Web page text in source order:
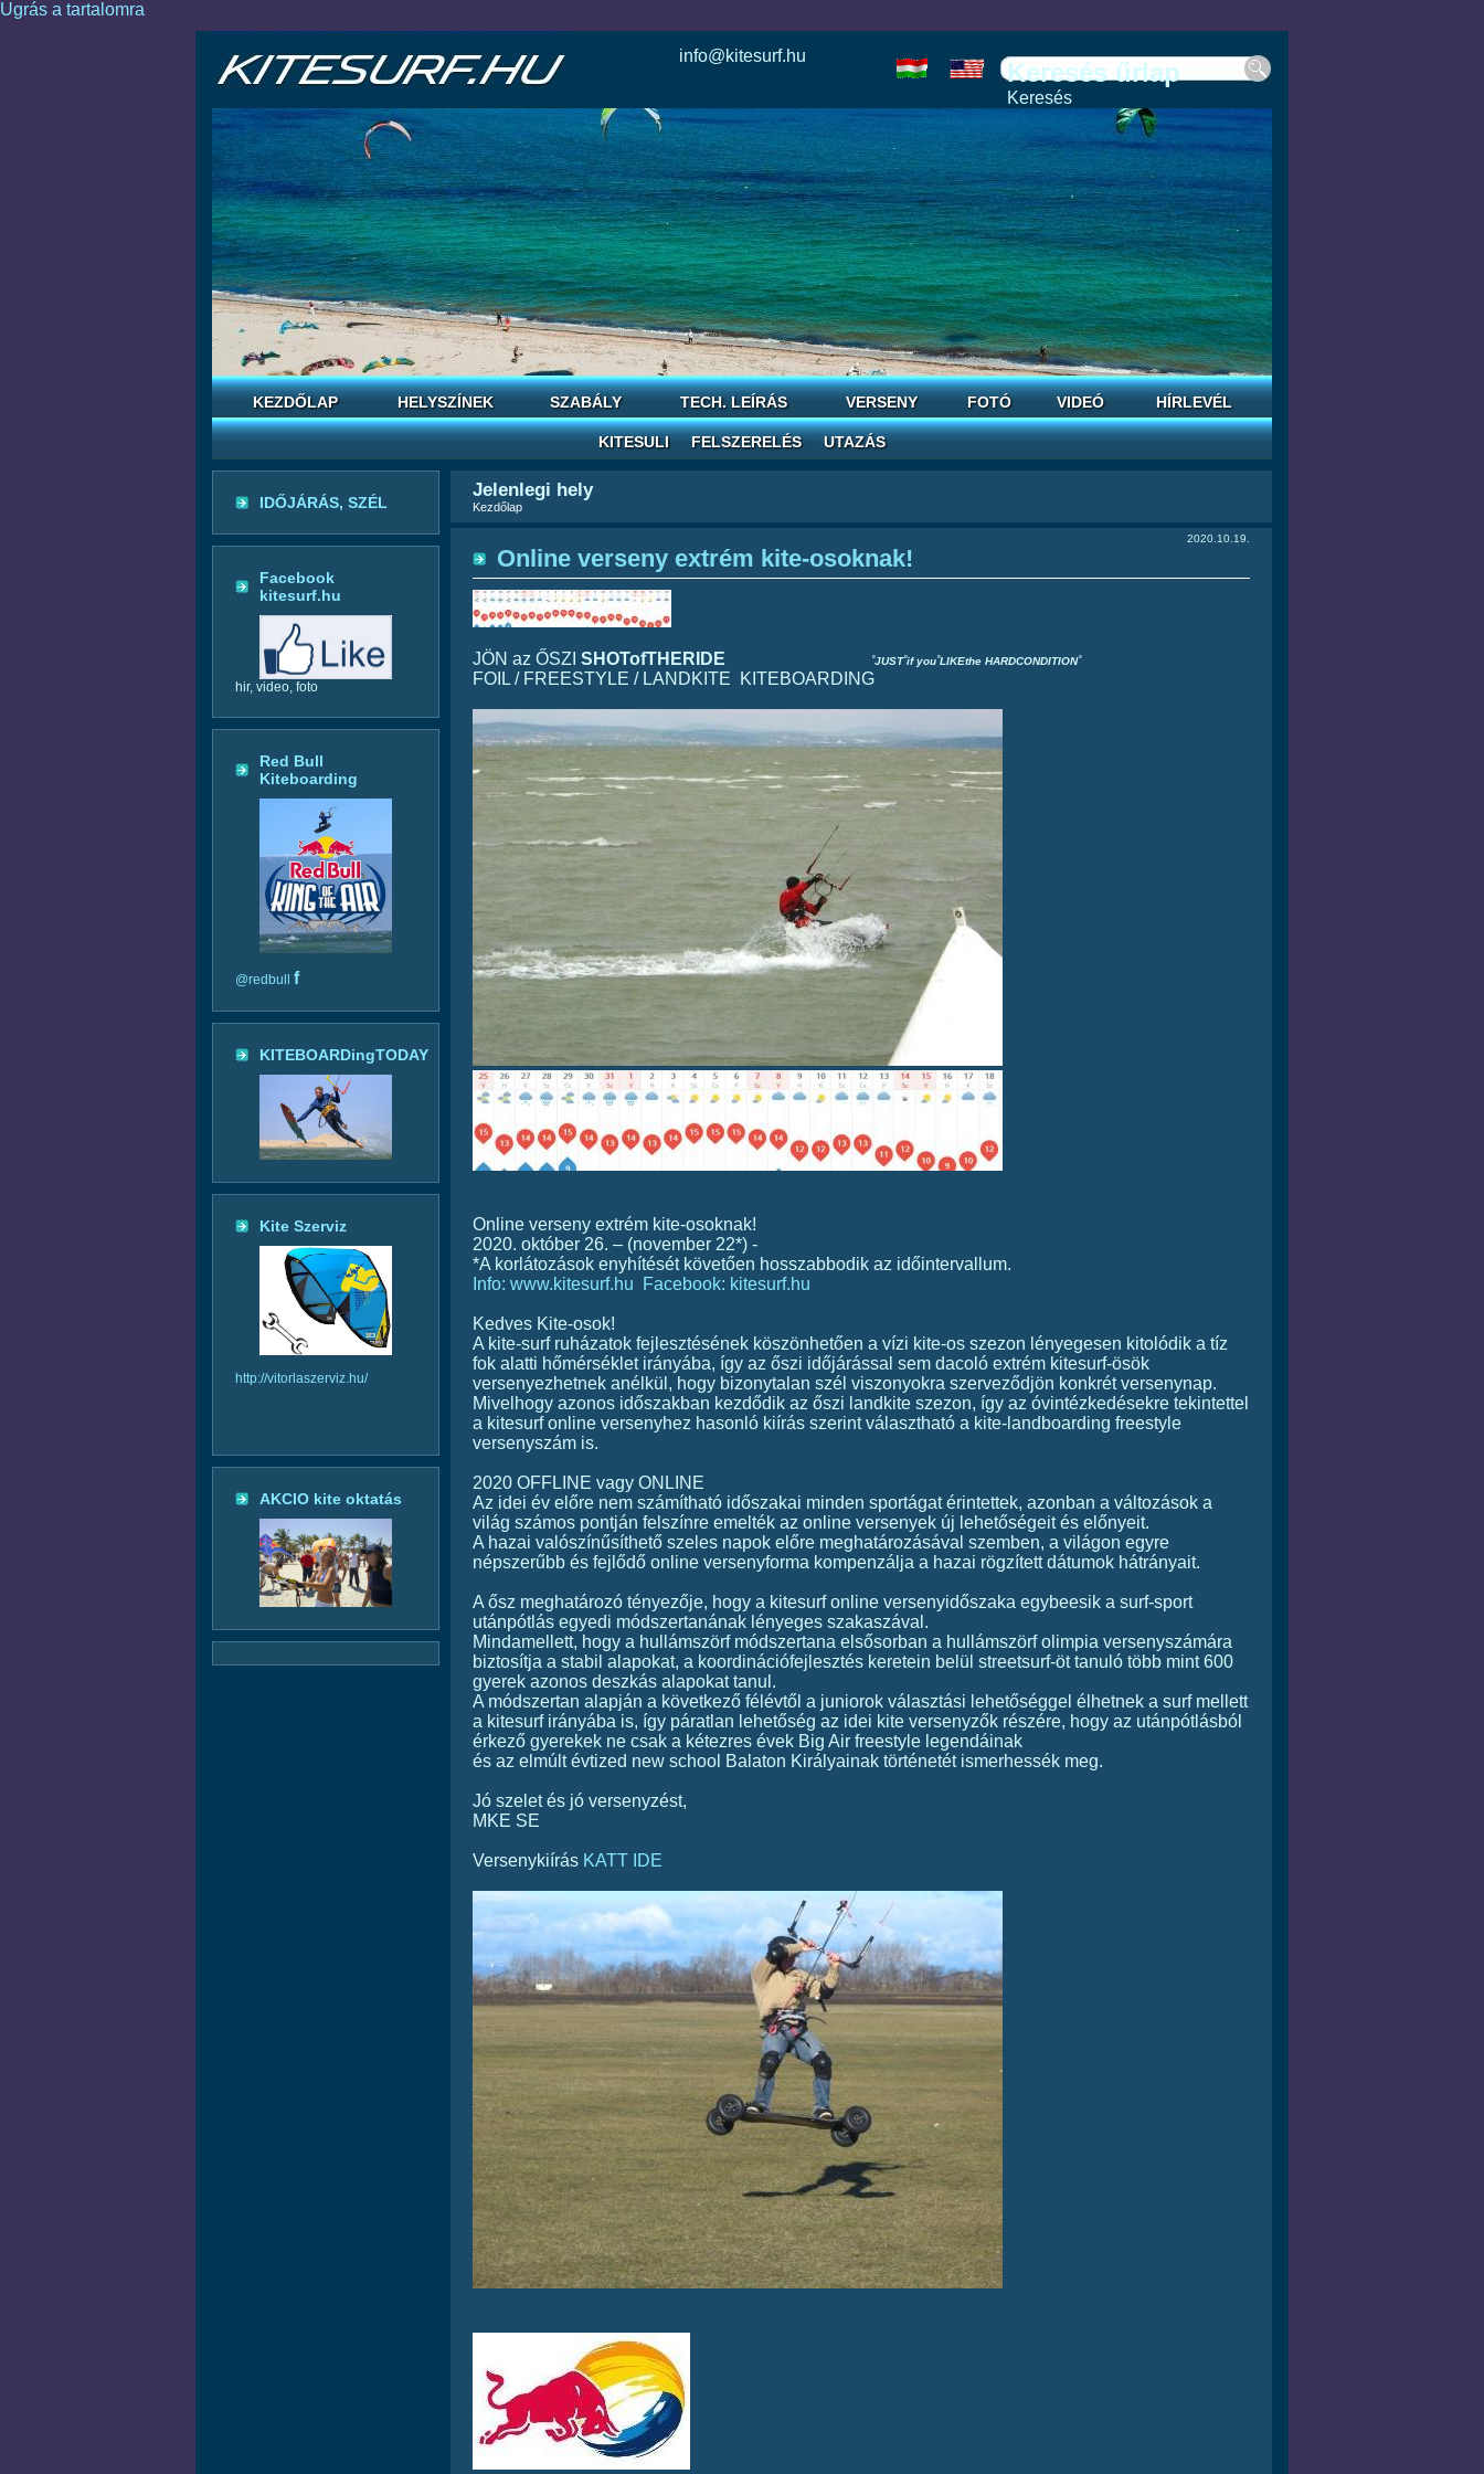
Ugrás a tartalomra
info@kitesurf.hu
Keresés űrlap
Keresés
esle
today
horoscope
reddit
save
KEZDŐLAP HELYSZÍNEK SZABÁLY TECH. LEÍRÁS VERSENY FOTÓ VIDEÓ HÍRLEVÉL
KITESULI FELSZERELÉS UTAZÁS
IDŐJÁRÁS, SZÉL
Facebook
kitesurf.hu
hir, video, foto
Red Bull
Kiteboarding
@redbull f
KITEBOARDingTODAY
Kite Szerviz
http://vitorlaszerviz.hu/
AKCIO kite oktatás
Jelenlegi hely
Kezdőlap
2020.10.19.
Online verseny extrém kite-osoknak!
JÖN az ŐSZI SHOTofTHERIDE ˚JUST˚if you˚LIKEthe HARDCONDITION˚
FOIL / FREESTYLE / LANDKITE KITEBOARDING
Online verseny extrém kite-osoknak!
2020. október 26. – (november 22*) -
*A korlátozások enyhítését követően hosszabbodik az időintervallum.
Info: www.kitesurf.hu
Facebook: kitesurf.hu
Kedves Kite-osok!
A kite-surf ruházatok fejlesztésének köszönhetően a vízi kite-os szezon lényegesen kitolódik a tíz
fok alatti hőmérséklet irányába, így az őszi időjárással sem dacoló extrém kitesurf-ösök
versenyezhetnek anélkül, hogy bizonytalan szél viszonyokra szerveződjön konkrét versenynap.
Mivelhogy azonos időszakban kezdődik az őszi landkite szezon, így az óvintézkedésekre tekintettel
a kitesurf online versenyhez hasonló kiírás szerint választható a kite-landboarding freestyle
versenyszám is.
2020 OFFLINE vagy ONLINE
Az idei év előre nem számítható időszakai minden sportágat érintettek, azonban a változások a
világ számos pontján felszínre emelték az online versenyek új lehetőségeit és előnyeit.
A hazai valószínűsíthető szeles napok előre meghatározásával szemben, a világon egyre
népszerűbb és fejlődő online versenyforma kompenzálja a hazai rögzített dátumok hátrányait.
A ősz meghatározó tényezője, hogy a kitesurf online versenyidőszaka egybeesik a surf-sport
utánpótlás egyedi módszertanának lényeges szakaszával.
Mindamellett, hogy a hullámszörf módszertana elsősorban a hullámszörf olimpia versenyszámára
biztosítja a stabil alapokat, a koordinációfejlesztés keretein belül streetsurf-öt tanuló több mint 600
gyerek azonos deszkás alapokat tanul.
A módszertan alapján a következő félévtől a juniorok választási lehetőséggel élhetnek a surf mellett
a kitesurf irányába is, így páratlan lehetőség az idei kite versenyzők részére, hogy az utánpótlásból
érkező gyerekek ne csak a kétezres évek Big Air freestyle legendáinak
és az elmúlt évtized new school Balaton Királyainak történetét ismerhessék meg.
Jó szelet és jó versenyzést,
MKE SE
Versenykiírás KATT IDE